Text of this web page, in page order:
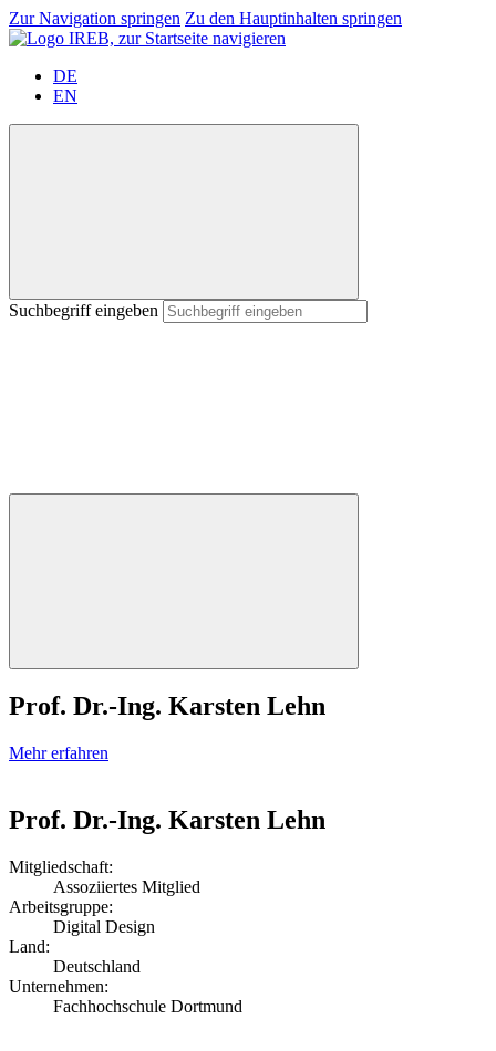
Zur Navigation springen Zu den Hauptinhalten springen
DE
EN
Suchbegriff eingeben
Prof. Dr.-Ing. Karsten Lehn
Mehr erfahren
Prof. Dr.-Ing. Karsten Lehn
Mitgliedschaft:
Assoziiertes Mitglied
Arbeitsgruppe:
Digital Design
Land:
Deutschland
Unternehmen:
Fachhochschule Dortmund